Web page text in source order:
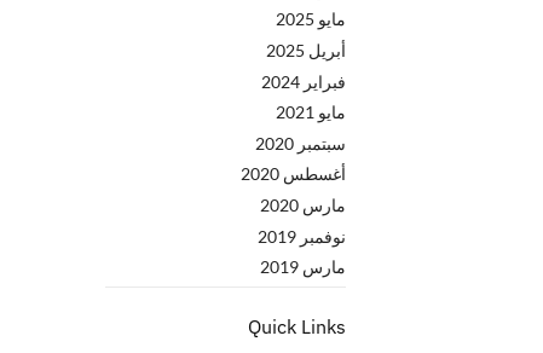
مايو 2025
أبريل 2025
فبراير 2024
مايو 2021
سبتمبر 2020
أغسطس 2020
مارس 2020
نوفمبر 2019
مارس 2019
Quick Links